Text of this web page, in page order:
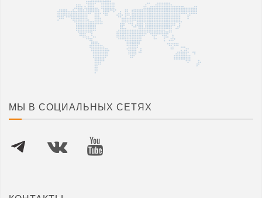
МЫ В СОЦИАЛЬНЫХ СЕТЯХ